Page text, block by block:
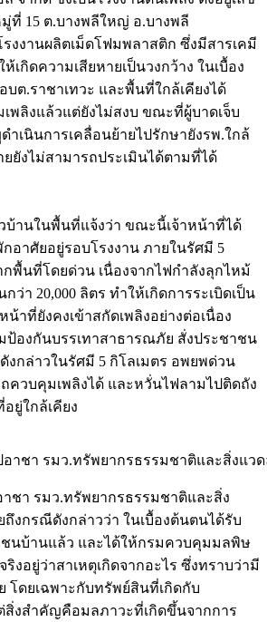
ที่ 15 ต.บางพลีใหญ่ อ.บางพลี
รงงานผลิตเม็ดโฟมพลาสติก ซึ่งมีสารเคมี
เกิดความเสียหายเป็นวงกว้าง ในเบื้อง
บต.ราชาเทวะ และพื้นที่ใกล้เคียงได้
พลิงแล้วแต่ยังไม่สงบ ขณะที่ผู้บาดเจ็บ
เนินการเคลื่อนย้ายไปรักษายังรพ.ใกล้
ยยังไม่สามารถประเมินได้ตามที่ได้
บ้านในพื้นที่แจ้งว่า ขณะนี้เจ้าหน้าที่ได้
อาศัยอยู่รอบโรงงาน ภายในรัศมี 5
กพื้นที่โดยด่วน เนื่องจากไฟกำลังลุกไหม้
ว่า 20,000 ลิตร ทำให้เกิดการระเบิดเป็น
น้าที่ยังคงเข้าสกัดเพลิงอย่างต่อเนื่อง
ป้องกันบรรเทาสาธารณภัย สั่งประชาชน
งกล่าวในรัศมี 5 กิโลเมตร อพยพด่วน
ถควบคุมเพลิงได้ และหวั่นไฟลามไปติดถัง
อยู่ใกล้เคียง
อาชา รมว.ทรัพยากรธรรมชาติและสิ่งแว
ชา รมว.ทรัพยากรธรรมชาติและสิ่ง
ถึงกรณีดังกล่าวว่า ในเบื้องต้นตนได้รับ
นบ้านแล้ว และได้ให้กรมควบคุมมลพิษ
งอยู่ว่าสาเหตุเกิดจากอะไร ซึ่งทราบว่ามี
โดยเฉพาะกับทรัพย์สินที่เกิดกับ
สิ่งสำคัญคือมลภาวะที่เกิดขึ้นจากการ